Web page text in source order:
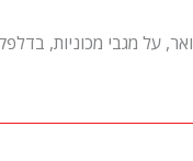
על מגבי מכוניות,